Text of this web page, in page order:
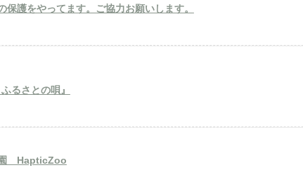
保護をやってます。ご協力お願いします。
るさとの唄』
園 HapticZoo